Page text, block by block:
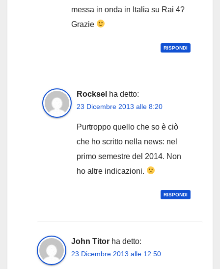
messa in onda in Italia su Rai 4?
Grazie
RISPONDI
Rocksel ha detto:
23 Dicembre 2013 alle 8:20
Purtroppo quello che so è ciò
che ho scritto nella news: nel
primo semestre del 2014. Non
ho altre indicazioni.
RISPONDI
John Titor ha detto:
23 Dicembre 2013 alle 12:50